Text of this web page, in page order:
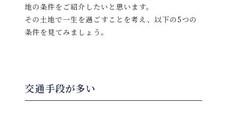
地の条件をご紹介したいと思います。
その土地で一生を過ごすことを考え、以下の5つの
条件を見てみましょう。
交通手段が多い